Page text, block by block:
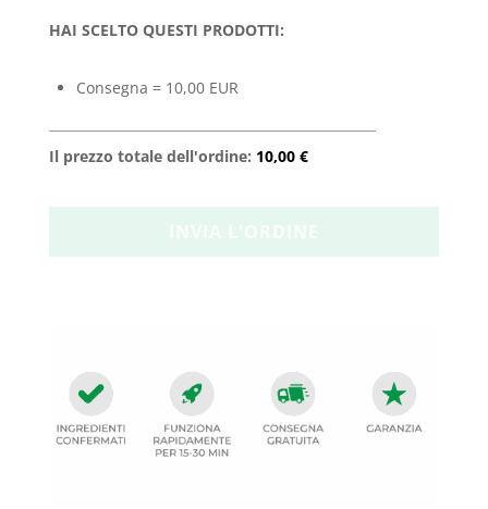
HAI SCELTO QUESTI PRODOTTI:
Consegna = 10,00 EUR
Il prezzo totale dell'ordine: 10,00 €